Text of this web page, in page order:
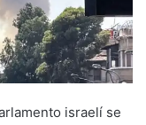
israelí se